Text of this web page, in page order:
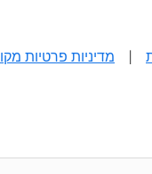
מדיניות פרטיות